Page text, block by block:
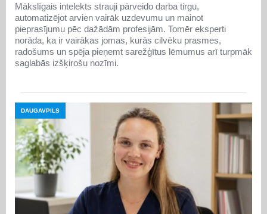
Mākslīgais intelekts strauji pārveido darba tirgu,
automatizējot arvien vairāk uzdevumu un mainot
pieprasījumu pēc dažādām profesijām. Tomēr eksperti
norāda, ka ir vairākas jomas, kurās cilvēku prasmes,
radošums un spēja pieņemt sarežģītus lēmumus arī turpmāk
saglabās izšķirošu nozīmi.
DAUGAVPILS